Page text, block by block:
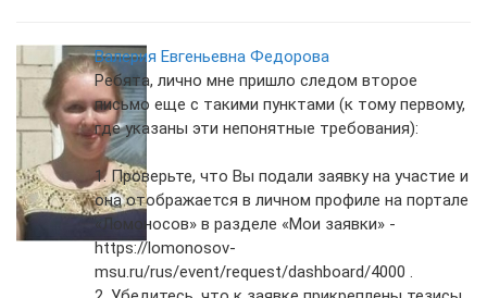
Валерия Евгеньевна Федорова
Ребята, лично мне пришло следом второе
письмо еще с такими пунктами (к тому первому,
где указаны эти непонятные требования):
1. Проверьте, что Вы подали заявку на участие и
она отображается в личном профиле на портале
«Ломоносов» в разделе «Мои заявки» -
https://lomonosov-
msu.ru/rus/event/request/dashboard/4000 .